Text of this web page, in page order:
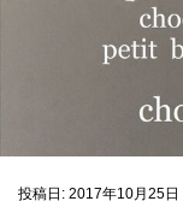
投稿日: 2017年10月25日